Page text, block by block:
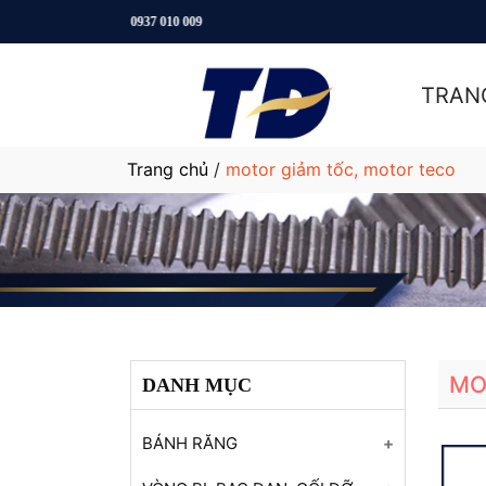
Hotline: 0937 010 009
Trang chủ / motor giảm tốc, motor teco
DANH MỤC
BÁNH RĂNG
Bánh răng